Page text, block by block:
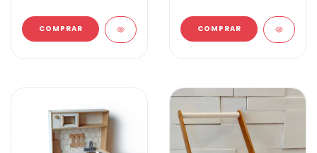
COMPRAR COMPRAR